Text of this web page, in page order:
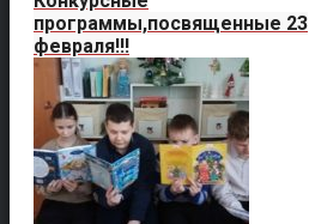
программы,посвященные 23
февраля!!!